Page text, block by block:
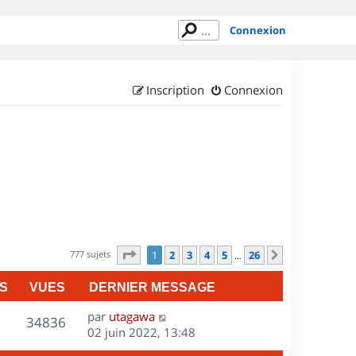
Connexion
Connexion
Inscription
777 sujets Page sur26
1 2 3 4 5 … 26
VUES DERNIER MESSAGE
34836V
u
D
e
r
par utagawa
02 juin 2022, 13:48